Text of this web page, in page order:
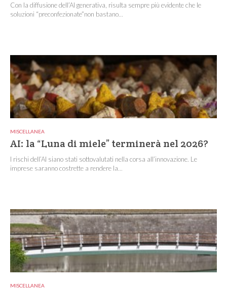
Con la diffusione dell’AI generativa, risulta sempre più evidente che le
soluzioni “preconfezionate”non bastano...
MISCELLANEA
AI: la “Luna di miele” terminerà nel 2026?
I rischi dell’AI siano stati sottovalutati nella corsa all’innovazione. Le
imprese saranno costrette a rendere la...
MISCELLANEA